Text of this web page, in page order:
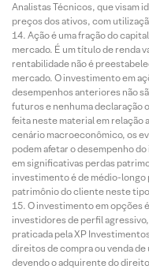
Analistas Técnicos, que visam
preços dos ativos, com
Ação é uma fração do
mercado. É um título de renda
rentabilidade não é
mercado. O investimento em
desempenhos anteriores não
futuros e nenhuma declaração
feita neste material em relação
cenário macroeconômico, os
podem afetar o desempenho
em significativas perdas
investimento é de médio-longo
patrimônio do cliente neste
O investimento em opções
investidores de perfil
praticada pela XP
direitos de compra ou venda
devendo o adquirente do